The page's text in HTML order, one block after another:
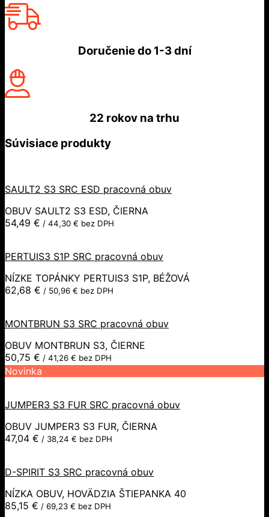
Doručenie do1-3 dní
22 rokov na trhu
Súvisiace produkty
SAULT2 S3 SRC ESD pracovná obuv
OBUV SAULT2 S3 ESD, ČIERNA
54,49 € / 44,30 € bez DPH
PERTUIS3 S1P SRC pracovná obuv
NÍZKE TOPÁNKY PERTUIS3 S1P, BÉŽOVÁ
62,68 € / 50,96 € bez DPH
MONTBRUN S3 SRC pracovná obuv
OBUV MONTBRUN S3, ČIERNE
50,75 € / 41,26 € bez DPH
Novinka
JUMPER3 S3 FUR SRC pracovná obuv
OBUV JUMPER3 S3 FUR, ČIERNA
47,04 € / 38,24 € bez DPH
D-SPIRIT S3 SRC pracovná obuv
NÍZKA OBUV, HOVÄDZIA ŠTIEPANKA 40
85,15 € / 69,23 € bez DPH